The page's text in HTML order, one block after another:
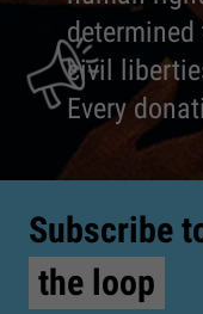
civil
Every
Subscribe
the loop